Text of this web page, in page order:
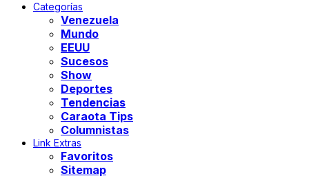
Categorías
Venezuela
Mundo
EEUU
Sucesos
Show
Deportes
Tendencias
Caraota Tips
Columnistas
Link Extras
Favoritos
Sitemap